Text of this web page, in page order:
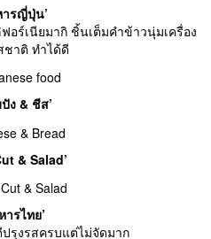
ารญี่ปุ่น’
ร์เนียมากิ ชิ้นเต็มคำข้าวนุ่มเครื่อง
ชาติ ทำได้ดี
ง & ชีส’
& Salad’
ารไทย’
รุงรสครบแต่ไม่จัดมาก